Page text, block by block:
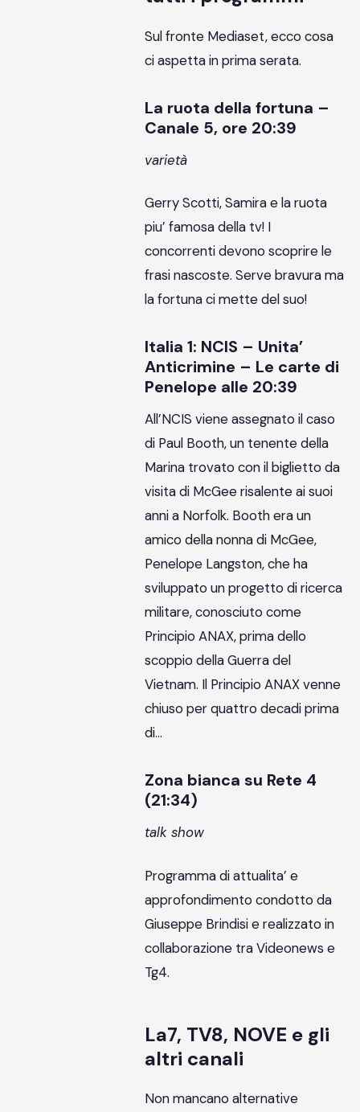
Sul fronte Mediaset, ecco cosa
ci aspetta in prima serata.
La ruota della fortuna –
Canale 5, ore 20:39
varietà
Gerry Scotti, Samira e la ruota
piu’ famosa della tv! I
concorrenti devono scoprire le
frasi nascoste. Serve bravura ma
la fortuna ci mette del suo!
Italia 1: NCIS – Unita’
Anticrimine – Le carte di
Penelope alle 20:39
All’NCIS viene assegnato il caso
di Paul Booth, un tenente della
Marina trovato con il biglietto da
visita di McGee risalente ai suoi
anni a Norfolk. Booth era un
amico della nonna di McGee,
Penelope Langston, che ha
sviluppato un progetto di ricerca
militare, conosciuto come
Principio ANAX, prima dello
scoppio della Guerra del
Vietnam. Il Principio ANAX venne
chiuso per quattro decadi prima
di…
Zona bianca su Rete 4
(21:34)
talk show
Programma di attualita’ e
approfondimento condotto da
Giuseppe Brindisi e realizzato in
collaborazione tra Videonews e
Tg4.
La7, TV8, NOVE e gli
altri canali
Non mancano alternative